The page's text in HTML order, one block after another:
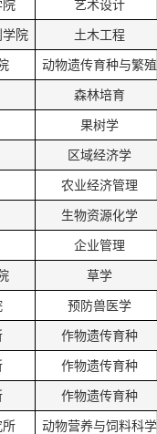
院 艺术设计
学院 土木工程
动物遗传育种与繁殖
森林培育
果树学
区域经济学
农业经济管理
生物资源化学
企业管理
草学
预防兽医学
作物遗传育种
作物遗传育种
作物遗传育种
所 动物营养与饲料科学